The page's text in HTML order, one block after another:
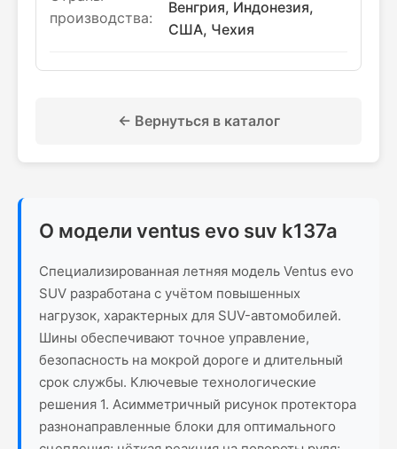
производства:
Венгрия, Индонезия,
США, Чехия
← Вернуться в каталог
О модели ventus evo suv k137a
Специализированная летняя модель Ventus evo
SUV разработана с учётом повышенных
нагрузок, характерных для SUV-автомобилей.
Шины обеспечивают точное управление,
безопасность на мокрой дороге и длительный
срок службы. Ключевые технологические
решения 1. Асимметричный рисунок протектора
разнонаправленные блоки для оптимального